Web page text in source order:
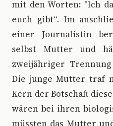
mit den Worten: "Ich
euch gibt“. Im
einer Journalistin
selbst Mutter und
zweijähriger
Die junge Mutter traf
Kern der Botschaft
wären bei ihren
müssten das Mutter